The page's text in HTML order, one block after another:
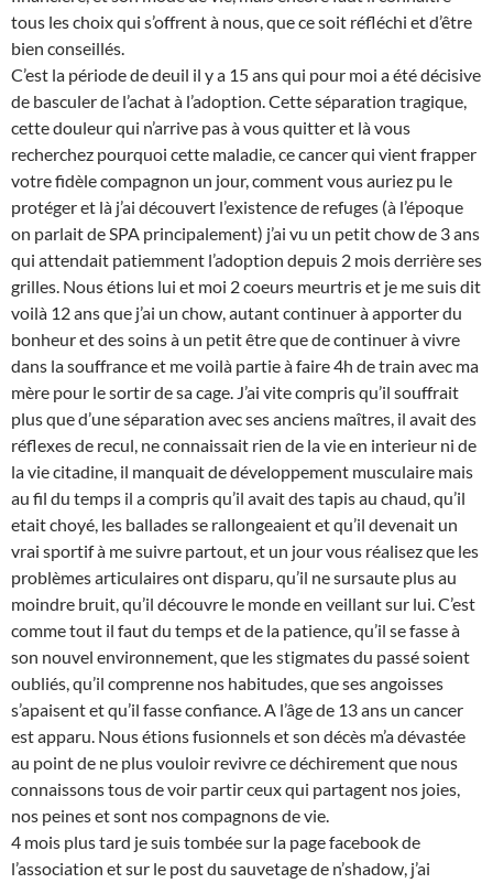
tous les choix qui s’offrent à nous, que ce soit réfléchi et d’être
bien conseillés.
C’est la période de deuil il y a 15 ans qui pour moi a été décisive
de basculer de l’achat à l’adoption. Cette séparation tragique,
cette douleur qui n’arrive pas à vous quitter et là vous
recherchez pourquoi cette maladie, ce cancer qui vient frapper
votre fidèle compagnon un jour, comment vous auriez pu le
protéger et là j’ai découvert l’existence de refuges (à l’époque
on parlait de SPA principalement) j’ai vu un petit chow de 3 ans
qui attendait patiemment l’adoption depuis 2 mois derrière ses
grilles. Nous étions lui et moi 2 coeurs meurtris et je me suis dit
voilà 12 ans que j’ai un chow, autant continuer à apporter du
bonheur et des soins à un petit être que de continuer à vivre
dans la souffrance et me voilà partie à faire 4h de train avec ma
mère pour le sortir de sa cage. J’ai vite compris qu’il souffrait
plus que d’une séparation avec ses anciens maîtres, il avait des
réflexes de recul, ne connaissait rien de la vie en interieur ni de
la vie citadine, il manquait de développement musculaire mais
au fil du temps il a compris qu’il avait des tapis au chaud, qu’il
etait choyé, les ballades se rallongeaient et qu’il devenait un
vrai sportif à me suivre partout, et un jour vous réalisez que les
problèmes articulaires ont disparu, qu’il ne sursaute plus au
moindre bruit, qu’il découvre le monde en veillant sur lui. C’est
comme tout il faut du temps et de la patience, qu’il se fasse à
son nouvel environnement, que les stigmates du passé soient
oubliés, qu’il comprenne nos habitudes, que ses angoisses
s’apaisent et qu’il fasse confiance. A l’âge de 13 ans un cancer
est apparu. Nous étions fusionnels et son décès m’a dévastée
au point de ne plus vouloir revivre ce déchirement que nous
connaissons tous de voir partir ceux qui partagent nos joies,
nos peines et sont nos compagnons de vie.
4 mois plus tard je suis tombée sur la page facebook de
l’association et sur le post du sauvetage de n’shadow, j’ai